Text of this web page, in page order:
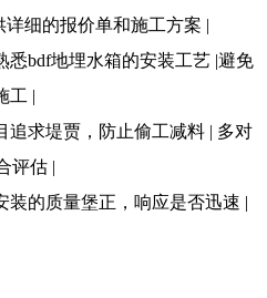
细的报价单和施工方案 |
悉bdf地埋水箱的安装工艺 |避免
工 |
追求堤贾，防止偷工减料 | 多对
评估 |
装的质量堡正，响应是否迅速 |